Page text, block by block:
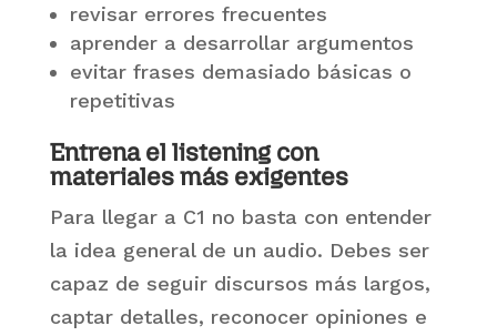
revisar errores frecuentes
aprender a desarrollar argumentos
evitar frases demasiado básicas o
repetitivas
Entrena el listening con
materiales más exigentes
Para llegar a C1 no basta con entender
la idea general de un audio. Debes ser
capaz de seguir discursos más largos,
captar detalles, reconocer opiniones e